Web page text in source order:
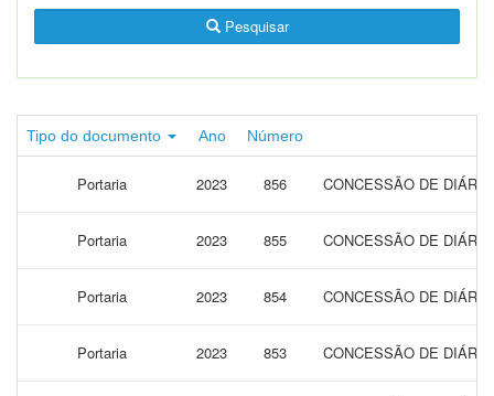
Pesquisar
Tipo do documento Ano Número
Portaria 2023 856 CONCESSÃO DE
Portaria 2023 855 CONCESSÃO DE
Portaria 2023 854 CONCESSÃO DE
Portaria 2023 853 CONCESSÃO DE